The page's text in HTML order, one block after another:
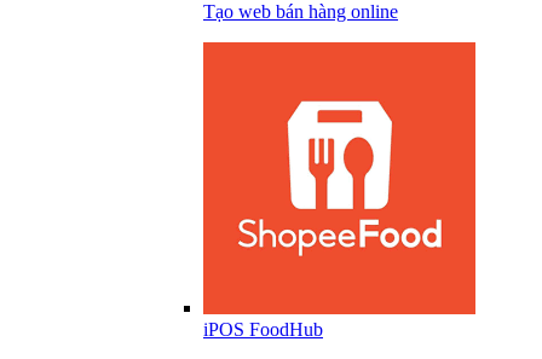
Tạo web bán hàng online
iPOS FoodHub